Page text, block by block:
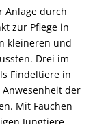
Anlage durch
zur Pflege in
kleineren und
Drei im
Findeltiere in
der
Mit Fauchen
Jungtiere